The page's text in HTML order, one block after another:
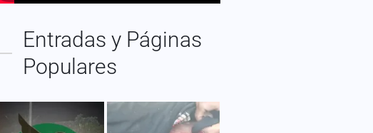
Entradas y Páginas
Populares